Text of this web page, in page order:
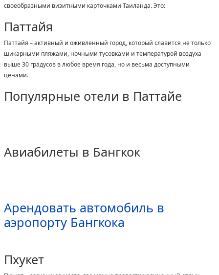
своеобразными визитными карточками Таиланда. Это:
Паттайя
Паттайя – активный и оживленный город, который славится не только
шикарными пляжами, ночными тусовками и температурой воздуха
выше 30 градусов в любое время года, но и весьма доступными
ценами.
Популярные отели в Паттайе
Авиабилеты в Бангкок
Арендовать автомобиль в
аэропорту Бангкока
Пхукет